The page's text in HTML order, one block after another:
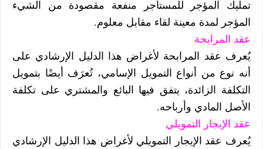
تمليك المؤجر للمستأجر منفعة مقصودة من الشيء
المؤجر لمدة معينة لقاء مقابل معلوم.
عقد المرابحة
يُعرف عقد المرابحة لأغراض هذا الدليل الإرشادي على
أنه نوع من أنواع التمويل الإسامي، تُعرَف أيضًا بتمويل
التكلفة الزائدة، يتفق فيها البائع والمشتري على تكلفة
الأصل المادي وأرباحه.
عقد الإيجار التمويلي
يُعرف عقد الإيجار التمويلي لأغراض هذا الدليل الإرشادي